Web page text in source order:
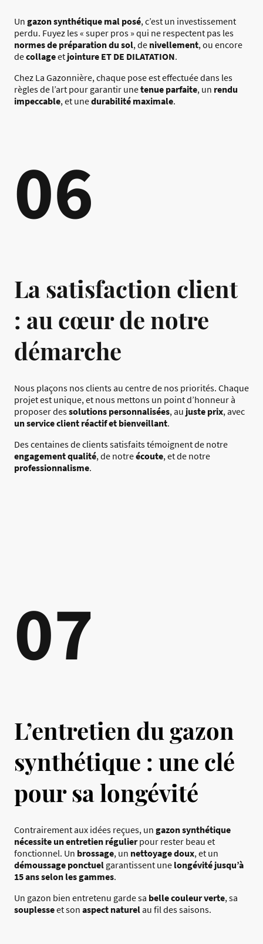
Un gazon synthétique mal posé, c’est un investissement
perdu. Fuyez les « super pros » qui ne respectent pas les
normes de préparation du sol, de nivellement, ou encore
decollageet jointure ET DE DILATATION.
Chez La Gazonnière, chaque pose est effectuée dans les
règles de l’art pour garantir unetenue parfaite, un rendu
impeccable, et unedurabilité maximale.
06
La satisfaction client
: au cœur de notre
démarche
Nous plaçons nos clients au centre de nos priorités. Chaque
projet est unique, et nous mettons un point d’honneur à
proposer dessolutions personnalisées, au juste prix, avec
un service client réactif et bienveillant.
Des centaines de clients satisfaits témoignent de notre
engagement qualité, de notreécoute, et de notre
professionnalisme.
07
L’entretien du gazon
synthétique : une clé
pour sa longévité
Contrairement aux idées reçues, un gazon synthétique
nécessite un entretien régulierpour rester beau et
fonctionnel. Un brossage, un nettoyage doux, et un
démoussage ponctuel garantissent une longévité jusqu’à
15 ans selon les gammes.
Un gazon bien entretenu garde sa belle couleur verte, sa
souplesseet son aspect naturelau fil des saisons.